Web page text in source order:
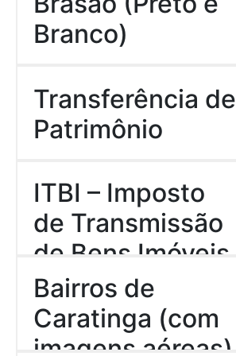
Download
Branco)
Download
Transferência de
Patrimônio
Download
ITBI – Imposto
de Transmissão
de Bens Imóveis
(URBANO)
Download
Bairros de
Caratinga (com
imagens aéreas)